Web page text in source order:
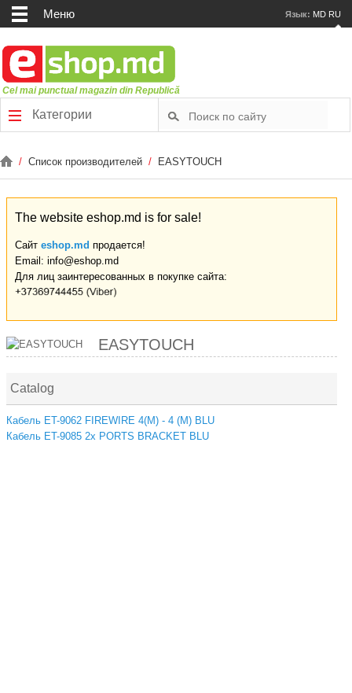
Меню Язык: MD RU
Cel mai punctual magazin din Republică
Категории
/ Список производителей / EASYTOUCH
The website eshop.md is for sale!
Сайт eshop.md продается!
Email: info@eshop.md
Для лиц заинтересованных в покупке сайта:
EASYTOUCH
Catalog
Кабель ET-9062 FIREWIRE 4(M) - 4 (M) BLU
Кабель ET-9085 2x PORTS BRACKET BLU